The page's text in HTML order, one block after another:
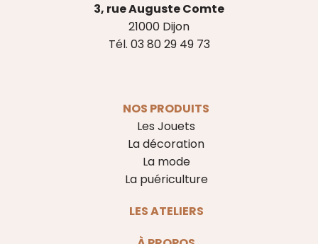
3, rue Auguste Comte
21000 Dijon
Tél. 03 80 29 49 73
NOS PRODUITS
Les Jouets
La décoration
La mode
La puériculture
LES ATELIERS